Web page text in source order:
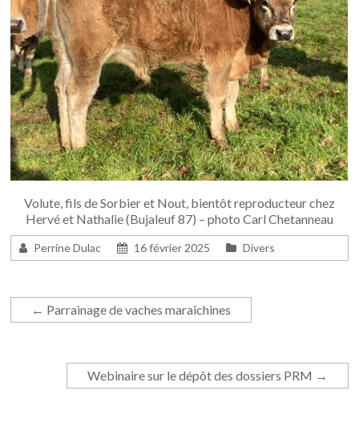
Volute, fils de Sorbier et Nout, bientôt reproducteur chez
Hervé et Nathalie (Bujaleuf 87) – photo Carl Chetanneau
Perrine Dulac 16 février 2025 Divers
← Parrainage de vaches maraîchines
Webinaire sur le dépôt des dossiers PRM →